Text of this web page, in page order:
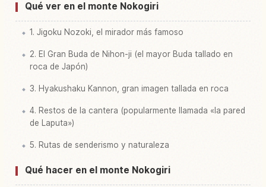
Qué ver en el monte Nokogiri
1. Jigoku Nozoki, el mirador más famoso
2. El Gran Buda de Nihon-ji (el mayor Buda tallado en
roca de Japón)
3. Hyakushaku Kannon, gran imagen tallada en roca
4. Restos de la cantera (popularmente llamada «la pared
de Laputa»)
5. Rutas de senderismo y naturaleza
Qué hacer en el monte Nokogiri